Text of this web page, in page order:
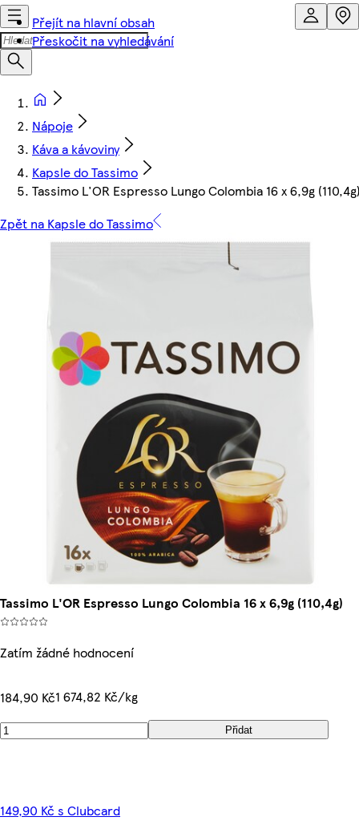
Přejít na hlavní obsah
Přeskočit na vyhledávání
Nápoje
Káva a kávoviny
Kapsle do Tassimo
Tassimo L'OR Espresso Lungo Colombia 16 x 6,9g
Zpět na Kapsle do Tassimo
Tassimo L'OR Espresso Lungo Colombia 16 x 6,9g (110,4g)
Zatím žádné hodnocení
184,90 Kč1 674,82 Kč/kg
Přidat
149,90 Kč s Clubcard